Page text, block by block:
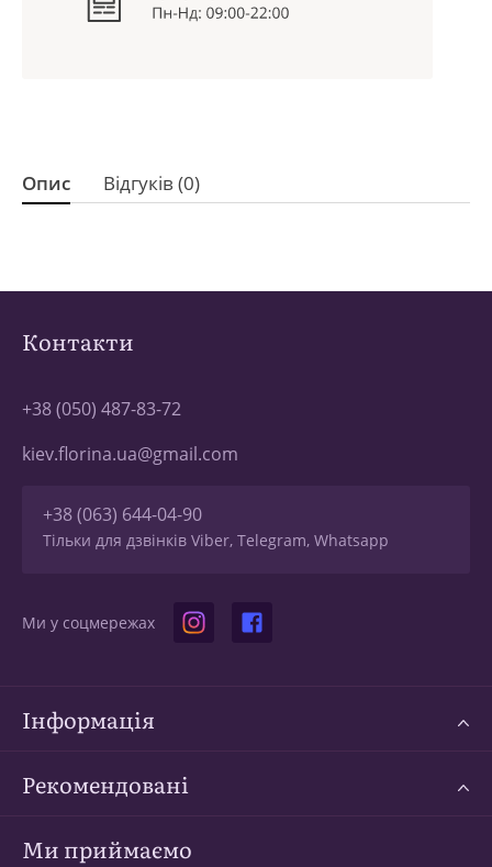
Опис Відгуків (0)
Контакти
+38 (050) 487-83-72
kiev.florina.ua@gmail.com
+38 (063) 644-04-90
Тільки для дзвінків Viber, Telegram, Whatsapp
Ми у соцмережах
Інформація
Рекомендовані
Ми приймаємо